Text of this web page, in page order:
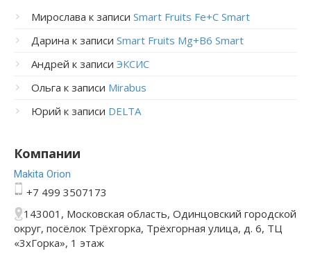
Мирослава к записи Smart Fruits Fe+C Smart
Дарина к записи Smart Fruits Mg+B6 Smart
Андрей к записи ЭКСИС
Ольга к записи Mirabus
Юрий к записи DELTA
Компании
Makita Orion
+7 499 3507173
143001, Московская область, Одинцовский городской
округ, посёлок Трёхгорка, Трёхгорная улица, д. 6, ТЦ
«3хГорка», 1 этаж